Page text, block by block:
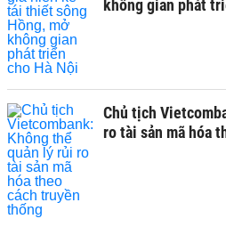
không gian phát
Chủ tịch
ro tài sản mã hóa